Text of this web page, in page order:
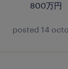
800万円
posted 14